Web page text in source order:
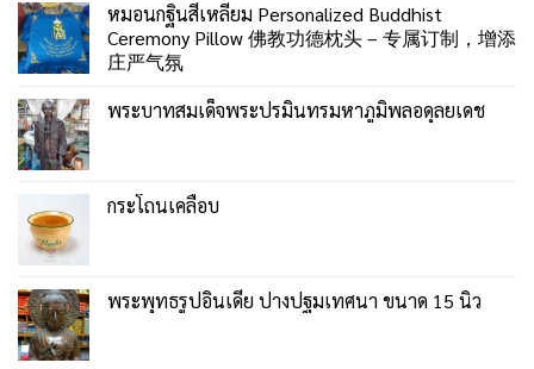
หมอนกฐินสี่เหลี่ยม Personalized Buddhist
Ceremony Pillow 佛教功德枕头 – 专属订制，增添
庄严气氛
พระบาทสมเด็จพระปรมินทรมหาภูมิพลอดุลยเดช
กระโถนเคลือบ
พระพุทธรูปอินเดีย ปางปฐมเทศนา ขนาด 15 นิ้ว